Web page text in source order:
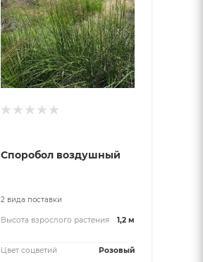
Споробол воздушный
2 вида поставки
Высота взрослого растения 1,2 м
Цвет соцветий Розовый